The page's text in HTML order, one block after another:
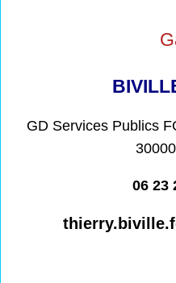
GD Services Publics
06 23